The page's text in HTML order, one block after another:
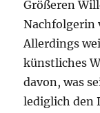
Größeren
Nachfolgerin
Allerdings
künstliches
davon, was
lediglich den